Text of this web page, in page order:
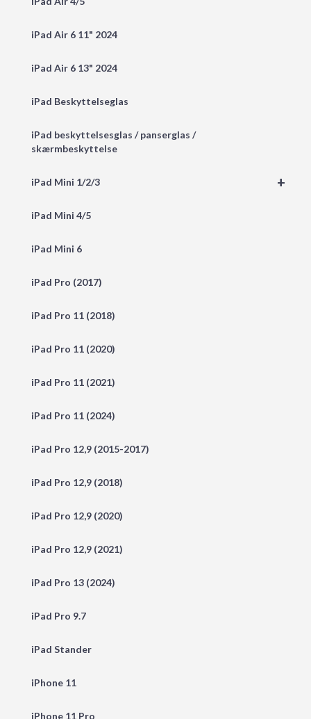
iPad Air 6 11" 2024
iPad Air 6 13" 2024
iPad Beskyttelseglas
iPad beskyttelsesglas / panserglas /
skærmbeskyttelse
+
iPad Mini 1/2/3
iPad Mini 4/5
iPad Mini 6
iPad Pro (2017)
iPad Pro 11 (2018)
iPad Pro 11 (2020)
iPad Pro 11 (2021)
iPad Pro 11 (2024)
iPad Pro 12,9 (2015-2017)
iPad Pro 12,9 (2018)
iPad Pro 12,9 (2020)
iPad Pro 12,9 (2021)
iPad Pro 13 (2024)
iPad Pro 9.7
iPad Stander
iPhone 11
iPhone 11 Pro